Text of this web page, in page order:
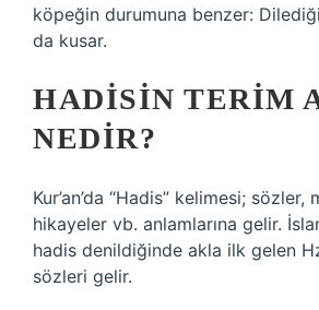
köpeğin durumuna benzer:
da kusar.
HADISIN TERIM
NEDIR?
Kur’an’da “Hadis” kelimesi; sözler,
hikayeler vb. anlamlarına gelir.
hadis denildiğinde akla ilk gelen
sözleri gelir.